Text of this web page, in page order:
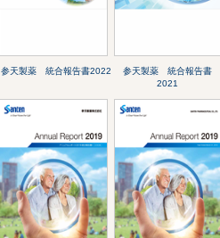
参天製薬 統合報告書2022
参天製薬 統合報告書
2021